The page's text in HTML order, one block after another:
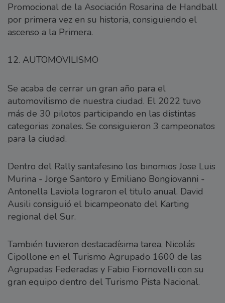
Promocional de la Asociación Rosarina de Handball
por primera vez en su historia, consiguiendo el
ascenso a la Primera.
12. AUTOMOVILISMO
Se acaba de cerrar un gran año para el
automovilismo de nuestra ciudad. El 2022 tuvo
más de 30 pilotos participando en las distintas
categorias zonales. Se consiguieron 3 campeonatos
para la ciudad.
Dentro del Rally santafesino los binomios Jose Luis
Murina - Jorge Santoro y Emiliano Bongiovanni -
Antonella Laviola lograron el titulo anual. David
Ausili consiguió el bicampeonato del Karting
regional del Sur.
También tuvieron destacadísima tarea, Nicolás
Cipollone en el Turismo Agrupado 1600 de las
Agrupadas Federadas y Fabio Fiornovelli con su
gran equipo dentro del Turismo Pista Nacional.